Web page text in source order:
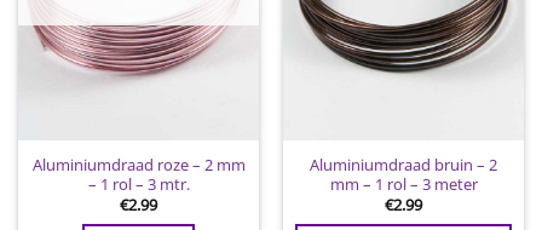
Aluminiumdraad roze – 2 mm
– 1 rol – 3 mtr.
€2.99
Aluminiumdraad bruin – 2
mm – 1 rol – 3 meter
€2.99